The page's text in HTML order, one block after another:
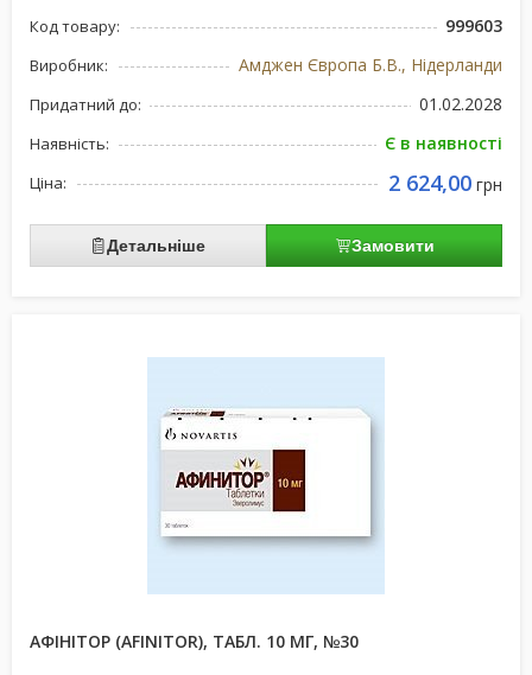
Код товару: 999603
Виробник: Амджен Європа Б.В., Нідерланди
Придатний до: 01.02.2028
Наявність: Є в наявності
Ціна: 2 624,00 грн
Детальніше Замовити
АФІНІТОР (AFINITOR), ТАБЛ. 10 МГ, №30